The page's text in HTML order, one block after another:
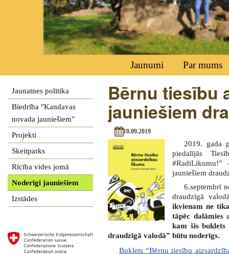
Jaunumi Par mums
Jaunatnes politika
Biedrība "Kandavas
novada jauniešiem"
Projekti
Skeitparks
Rīcība vides jomā
Noderīgi jauniešiem
Izstādes
Bērnu tiesību
jauniešiem
10.09.2019
2019. gada
piedalījās
#RadiLikumu!”
jauniešiem
6.septembrī
draudzīgā
ikvienam ne
tāpēc dalāmies
kam šis buklets
draudzīgā valodā” būtu noderīgs.
Buklets “Bērnu tiesību